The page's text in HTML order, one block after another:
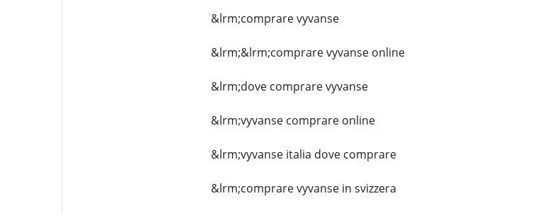
&lrm;comprare vyvanse
&lrm;&lrm;comprare vyvanse online
&lrm;dove comprare vyvanse
&lrm;vyvanse comprare online
&lrm;vyvanse italia dove comprare
&lrm;comprare vyvanse in svizzera